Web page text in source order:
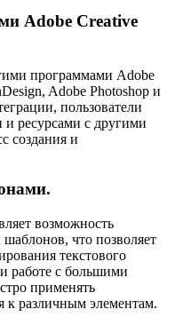
Adobe Creative
программами Adobe
Adobe Photoshop и
пользователи
и ресурсами с другими
создания и
возможность
что позволяет
текстового
работе с большими
применять
к различным элементам.